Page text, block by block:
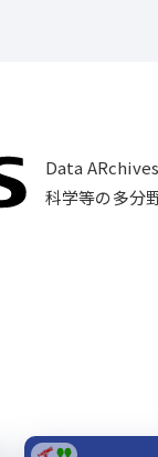
Data
科学等の多分